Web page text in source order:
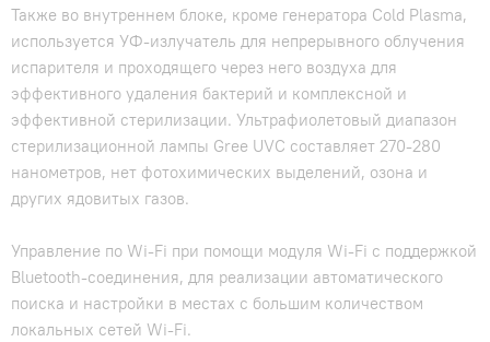
Также во внутреннем блоке, кроме генератора Cold Plasma,
используется УФ-излучатель для непрерывного облучения
испарителя и проходящего через него воздуха для
эффективного удаления бактерий и комплексной и
эффективной стерилизации. Ультрафиолетовый диапазон
стерилизационной лампы Gree UVC составляет 270-280
нанометров, нет фотохимических выделений, озона и
других ядовитых газов.
Управление по Wi-Fi при помощи модуля Wi-Fi с поддержкой
Bluetooth-соединения, для реализации автоматического
поиска и настройки в местах с большим количеством
локальных сетей Wi-Fi.